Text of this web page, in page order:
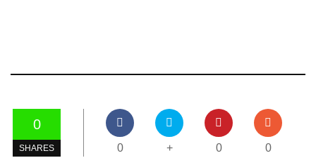
0
SHARES 0 + 0 0